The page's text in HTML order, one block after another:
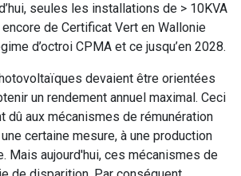
seules les installations de > 10KVA
de Certificat Vert en Wallonie
d’octroi CPMA et ce jusqu’en 2028.
devaient être orientées
un rendement annuel maximal. Ceci
dû aux mécanismes de rémunération
certaine mesure, à une production
Mais aujourd'hui, ces mécanismes de